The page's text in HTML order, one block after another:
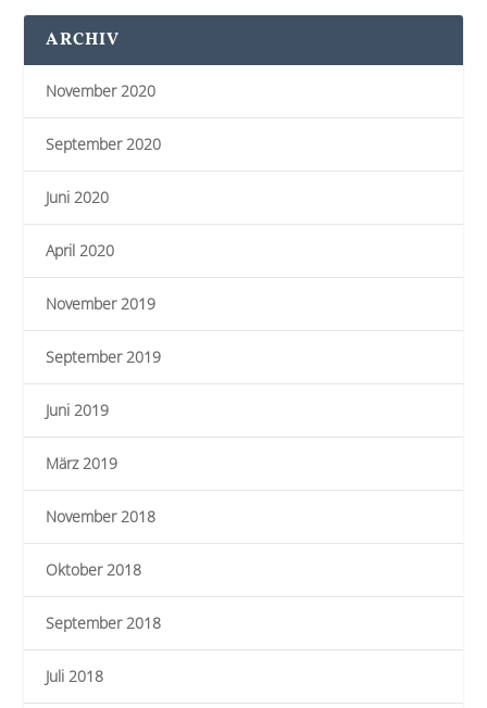
ARCHIV
November 2020
September 2020
Juni 2020
April 2020
November 2019
September 2019
Juni 2019
März 2019
November 2018
Oktober 2018
September 2018
Juli 2018